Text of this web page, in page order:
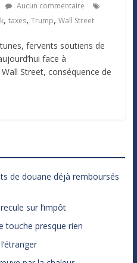
Aucun commentaire
, taxes, Trump, Wall Street
fervents soutiens de
face à
Street, conséquence de
de douane déjà remboursés
sur l’impôt
touche presque rien